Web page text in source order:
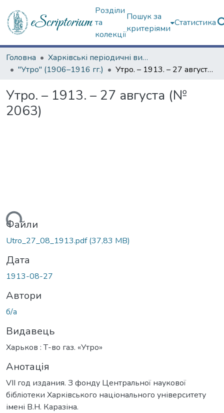
Розділи
та
колекції
Пошук за
критеріями
Статистика
Головна
Харківські періодичні видання
"Утро" (1906–1916 гг.)
Утро. – 1913. – 27 августа (№ 2063)
Утро. – 1913. – 27 августа (№
2063)
Файли
Utro_27_08_1913.pdf(37,83 MB)
Дата
1913-08-27
Автори
б/а
Видавець
Харьков : Т-во газ. «Утро»
Анотація
VII год издания. З фонду Центральної наукової
бібліотеки Харківського національного університету
імені В.Н. Каразіна.